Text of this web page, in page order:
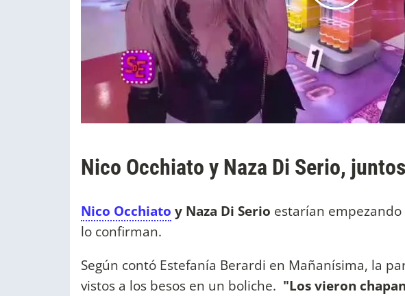
Nico Occhiato y Naza Di Serio,
Nico Occhiato y Naza Di Serio estarían
lo confirman.
Según contó Estefanía Berardi en Mañanísima, la
vistos a los besos en un boliche. "Los vieron